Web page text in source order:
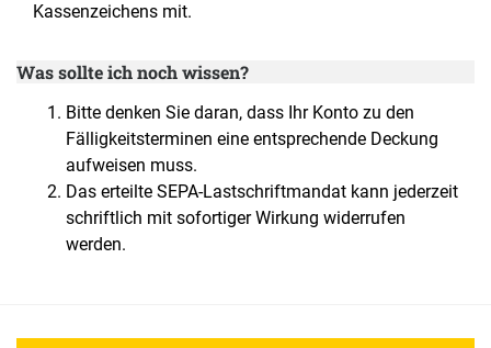
Kassenzeichens mit.
Was sollte ich noch wissen?
Bitte denken Sie daran, dass Ihr Konto zu den
Fälligkeitsterminen eine entsprechende Deckung
aufweisen muss.
Das erteilte SEPA-Lastschriftmandat kann jederzeit
schriftlich mit sofortiger Wirkung widerrufen
werden.